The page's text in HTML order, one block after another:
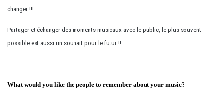
changer !!!
Partager et échanger des moments musicaux avec le public, le plus souvent
possible est aussi un souhait pour le futur !!
What would you like the people to remember about your music?